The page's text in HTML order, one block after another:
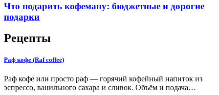
Что подарить кофеману: бюджетные и дорогие
подарки
Рецепты
Раф кофе (Raf coffee)
Раф кофе или просто раф — горячий кофейный напиток из
эспрессо, ванильного сахара и сливок. Объём и подача…